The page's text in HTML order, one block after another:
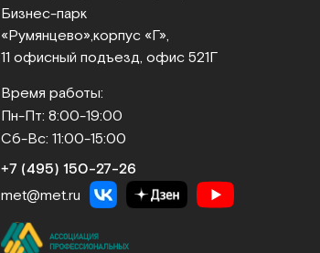
Бизнес‑парк
«Румянцево», корпус «Г»,
11 офисный подъезд, офис 521Г
Время работы:
Пн-Пт: 8:00-19:00
Сб-Вс: 11:00-15:00
+7 (495) 150‑27‑26
met@met.ru